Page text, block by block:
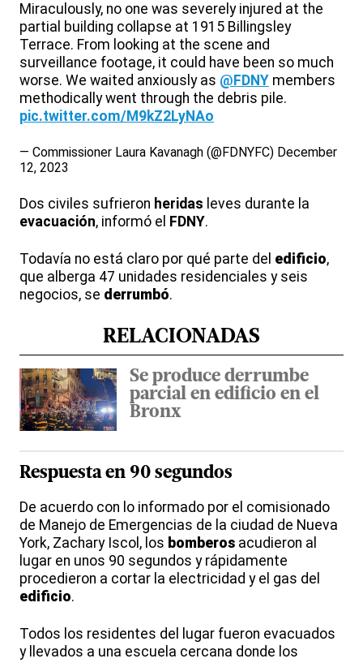
Miraculously, no one was severely injured at the
partial building collapse at 1915 Billingsley
Terrace. From looking at the scene and
surveillance footage, it could have been so much
worse. We waited anxiously as @FDNY members
methodically went through the debris pile.
pic.twitter.com/M9kZ2LyNAo
— Commissioner Laura Kavanagh (@FDNYFC) December
12, 2023
Dos civiles sufrieron heridas leves durante la
evacuación, informó el FDNY.
Todavía no está claro por qué parte del edificio,
que alberga 47 unidades residenciales y seis
negocios, se derrumbó.
RELACIONADAS
Se produce derrumbe
parcial en edificio en el
Bronx
Respuesta en 90 segundos
De acuerdo con lo informado por el comisionado
de Manejo de Emergencias de la ciudad de Nueva
York, Zachary Iscol, los bomberos acudieron al
lugar en unos 90 segundos y rápidamente
procedieron a cortar la electricidad y el gas del
edificio.
Todos los residentes del lugar fueron evacuados
y llevados a una escuela cercana donde los